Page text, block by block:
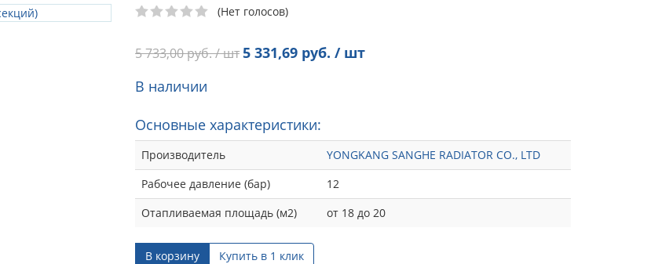
(Нет голосов)
5 733,00руб. / шт5 331,69 руб. / шт
В наличии
Основные характеристики:
Производитель
YONGKANG SANGHE RADIATOR CO., LTD
Рабочее давление (бар)
12
Отапливаемая площадь (м2)
от 18 до 20
В корзину Купить в 1 клик